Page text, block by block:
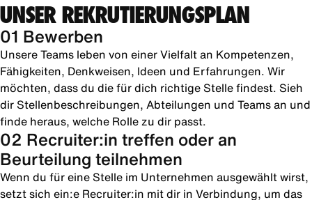
UNSER REKRUTIERUNGSPLAN
01 Bewerben
Unsere Teams leben von einer Vielfalt an Kompetenzen,
Fähigkeiten, Denkweisen, Ideen und Erfahrungen. Wir
möchten, dass du die für dich richtige Stelle findest. Sieh
dir Stellenbeschreibungen, Abteilungen und Teams an und
finde heraus, welche Rolle zu dir passt.
02 Recruiter:in treffen oder an
Beurteilung teilnehmen
Wenn du für eine Stelle im Unternehmen ausgewählt wirst,
setzt sich ein:e Recruiter:in mit dir in Verbindung, um das